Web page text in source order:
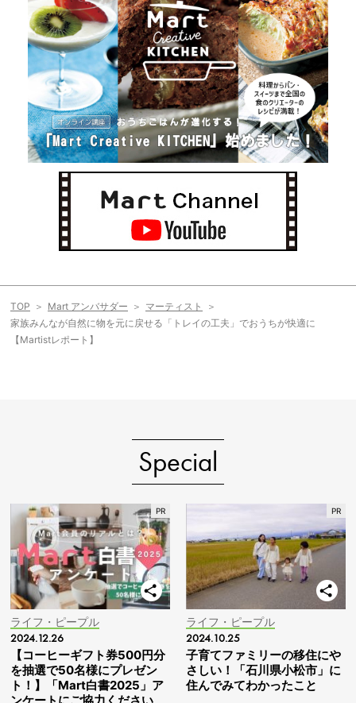
TOP Mart アンバサダー
マーティスト
家族みんなが自然に物を元に戻せる「トレイの工夫」でおうちが快適に
【Martistレポート】
Special
ライフ・ピープル
2024.12.26
【コーヒーギフト券500円分
を抽選で50名様にプレゼン
ト！】「Mart白書2025」ア
ライフ・ピープル
2024.10.25
子育てファミリーの移住にや
さしい！「石川県小松市」に
住んでみてわかったこと